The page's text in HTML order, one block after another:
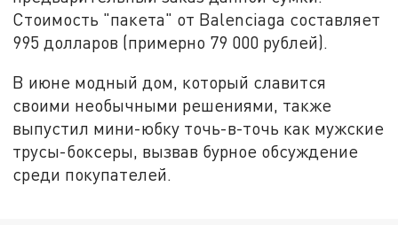
Стоимость "пакета" от Balenciaga составляет
995 долларов (примерно 79 000 рублей).
В июне модный дом, который славится
своими необычными решениями, также
выпустил мини-юбку точь-в-точь как мужские
трусы-боксеры, вызвав бурное обсуждение
среди покупателей.